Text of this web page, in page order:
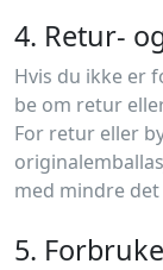
4. Retur-
Hvis du ikke er
be om retur
For retur eller
med mindre
5.